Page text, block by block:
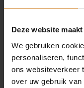
Deze website
We gebruiken
personaliseren,
ons websiteverkeer
over uw gebruik